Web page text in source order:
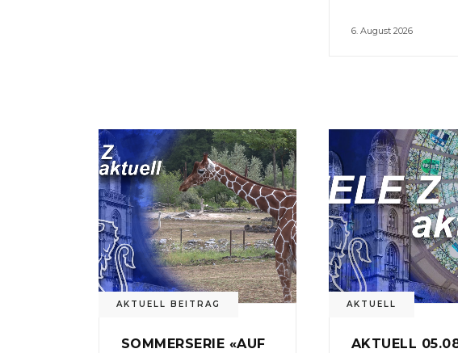
6. August 2026
AKTUELL BEITRAG
SOMMERSERIE «AUF
AKTUELL
AKTUELL